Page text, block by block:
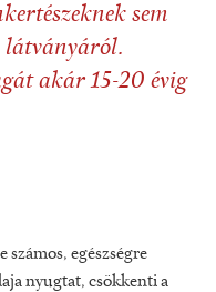
sem
látványáról.
akár 15-20 évig
számos, egészségre
nyugtat, csökkenti a